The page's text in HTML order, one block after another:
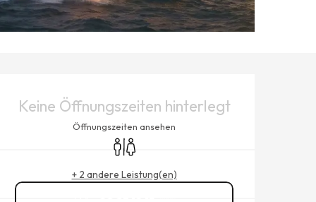
ÖFFNUNGSZEITEN &
Keine Öffnungszeiten hinterlegt
Öffnungszeiten ansehen
Toiletten
+ 2 andere Leistung(en)